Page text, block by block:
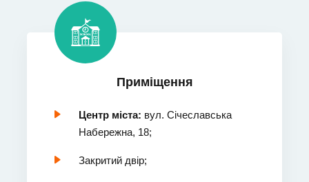
Приміщення
Центр міста: вул. Січеславська
Набережна, 18;
Закритий двір;